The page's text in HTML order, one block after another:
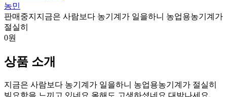
농민
판매중지 지금은 사람보다 농기계가 일을하니 농업용농기계가
절실히
0원
상품 소개
지금은 사람보다 농기계가 일을하니 농업용농기계가 절실히
빌요함을 느끼고 있네요 올해도 고생하셨네요 대박나세요.